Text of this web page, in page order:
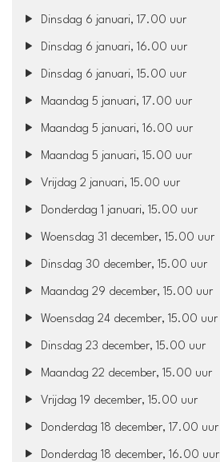
Dinsdag 6 januari, 17.00 uur
Dinsdag 6 januari, 16.00 uur
Dinsdag 6 januari, 15.00 uur
Maandag 5 januari, 17.00 uur
Maandag 5 januari, 16.00 uur
Maandag 5 januari, 15.00 uur
Vrijdag 2 januari, 15.00 uur
Donderdag 1 januari, 15.00 uur
Woensdag 31 december, 15.00 uur
Dinsdag 30 december, 15.00 uur
Maandag 29 december, 15.00 uur
Woensdag 24 december, 15.00 uur
Dinsdag 23 december, 15.00 uur
Maandag 22 december, 15.00 uur
Vrijdag 19 december, 15.00 uur
Donderdag 18 december, 17.00 uur
Donderdag 18 december, 16.00 uur